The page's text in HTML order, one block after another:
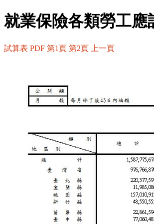
就業保險各類勞工應
試算表 PDF 第1頁 第2頁 上一頁